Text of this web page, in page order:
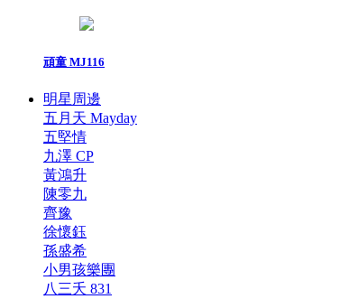
頑童 MJ116
明星周邊
五月天 Mayday
五堅情
九澤 CP
黃鴻升
陳零九
齊豫
徐懷鈺
孫盛希
小男孩樂團
八三夭 831